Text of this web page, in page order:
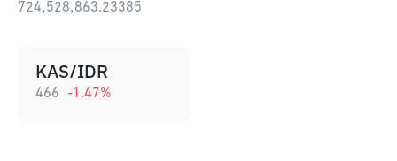
724,528,863.23385
KAS/IDR
466 -1.47%